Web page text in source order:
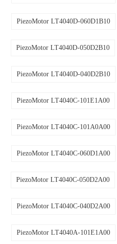
PiezoMotor LT4040D-060D1B10
PiezoMotor LT4040D-050D2B10
PiezoMotor LT4040D-040D2B10
PiezoMotor LT4040C-101E1A00
PiezoMotor LT4040C-101A0A00
PiezoMotor LT4040C-060D1A00
PiezoMotor LT4040C-050D2A00
PiezoMotor LT4040C-040D2A00
PiezoMotor LT4040A-101E1A00